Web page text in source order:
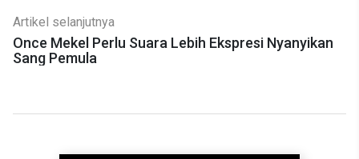
Artikel selanjutnya
Once Mekel Perlu Suara Lebih Ekspresi Nyanyikan
Sang Pemula